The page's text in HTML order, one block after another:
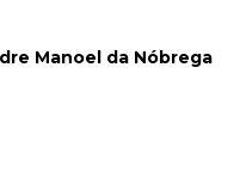
Manoel da Nóbrega